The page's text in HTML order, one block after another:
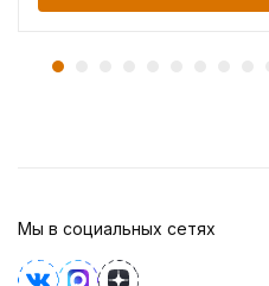
Мы в социальных сетях